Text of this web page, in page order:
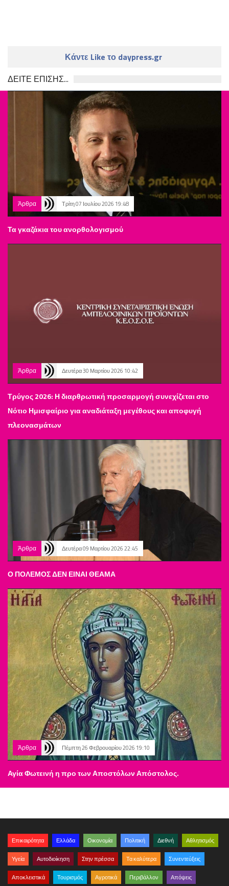
Κάντε Like το daypress.gr
ΔΕΙΤΕ ΕΠΙΣΗΣ...
Άρθρα Τρίτη 07 Ιουλίου 2026 19:48
Τα γκαζάκια του ανορθολογισμού
Άρθρα Δευτέρα 30 Μαρτίου 2026 10:42
Τρύγος 2026: Η διαρθρωτική προσαρμογή συνεχίζεται στο
Νότιο Ημισφαίριο για αναδιάταξη μεγέθους και αποφυγή
πλεονασμάτων
Άρθρα Δευτέρα 09 Μαρτίου 2026 22:45
Ο ΠΟΛΕΜΟΣ ΔΕΝ ΕΙΝΑΙ ΘΕΑΜΑ
Άρθρα Πέμπτη 26 Φεβρουαρίου 2026 19:10
Αγία Φωτεινή η προ των Αποστόλων Απόστολος.
Επικαιρότητα Ελλάδα Οικονομία Πολιτική Διεθνή Αθλητισμός
Υγεία Αυτοδιοίκηση Στην πρέσσα Τα καλύτερα Συνεντεύξεις
Αποκλειστικά Τουρισμός Αγροτικά Περιβάλλον Απόψεις